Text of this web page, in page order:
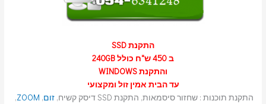
התקנת SSD
ב 450 ש"ח כולל 240GB
והתקנת WINDOWS
עד הבית אמין זול ומקצועי
התקנת תוכנות : שחזור סיסמאות, התקנת SSD דיסק קשיח,
זום,
ZOOM
,